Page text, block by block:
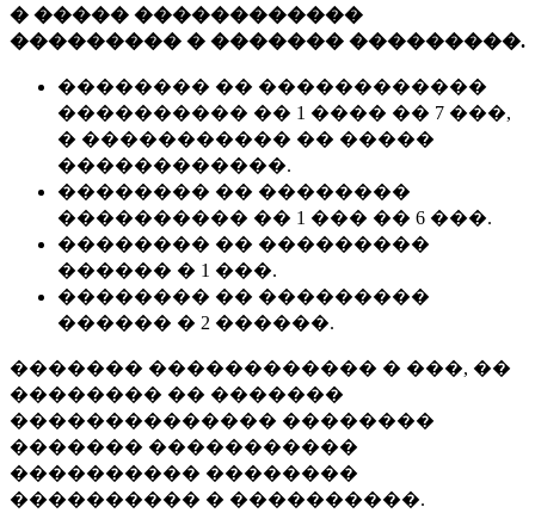
� ����� ������������
��������� � ������� ���������.
�������� �� ������������
���������� �� 1 ���� �� 7 ���,
� ����������� �� �����
������������.
�������� �� ��������
���������� �� 1 ��� �� 6 ���.
�������� �� ���������
������ � 1 ���.
�������� �� ���������
������ � 2 ������.
������� ������������ � ���, ��
�������� �� �������
�������������� ��������
������� �����������
���������� ��������
���������� � ����������.